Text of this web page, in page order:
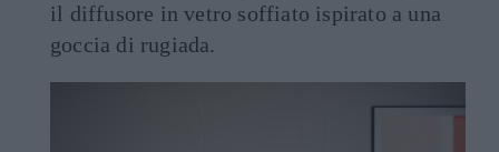
il diffusore in vetro soffiato ispirato a una
goccia di rugiada.